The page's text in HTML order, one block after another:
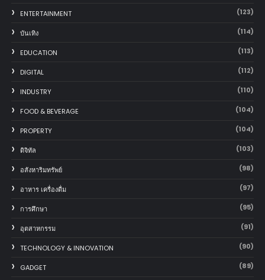
ENTERTAINMENT (123)
บันเทิง (114)
EDUCATION (113)
DIGITAL (112)
INDUSTRY (110)
FOOD & BEVERAGE (104)
PROPERTY (104)
ดิจิทัล (103)
อสังหาริมทรัพย์ (98)
อาหาร เครื่องดื่ม (97)
การศึกษา (95)
อุตสาหกรรม (91)
TECHNOLOGY & INNOVATION (90)
GADGET (89)